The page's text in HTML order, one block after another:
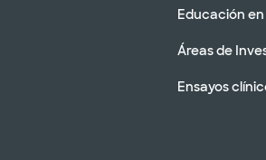
Educación
Áreas de
Ensayos